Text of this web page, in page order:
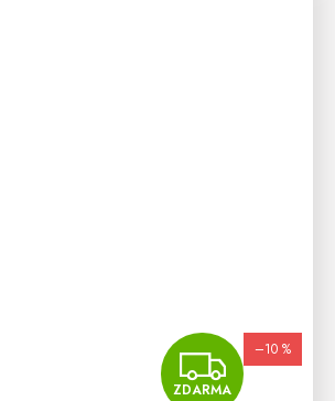
ZDARMA
–10 %